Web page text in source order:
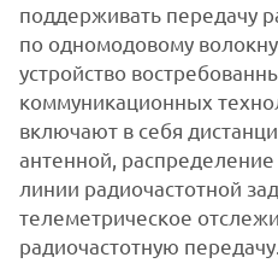
поддерживать передачу
по одномодовому
устройство
коммуникационных
включают в себя
антенной, распределение
линии радиочастотной
телеметрическое
радиочастотную передачу.